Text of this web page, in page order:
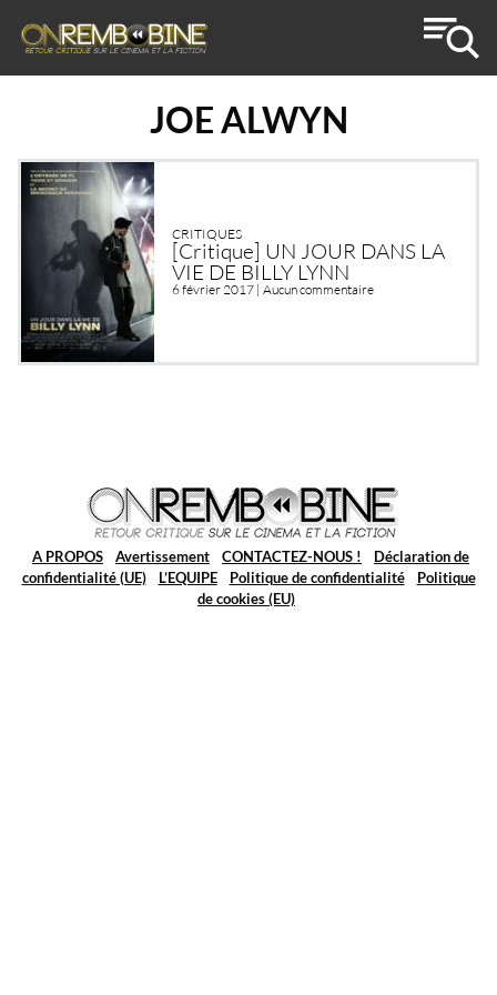
JOE ALWYN
CRITIQUES
[Critique] UN JOUR DANS LA
VIE DE BILLY LYNN
6 février 2017 | Aucun commentaire
A PROPOS Avertissement CONTACTEZ-NOUS !
Déclaration de
confidentialité (UE)
L’EQUIPE Politique de confidentialité
Politique
de cookies (EU)